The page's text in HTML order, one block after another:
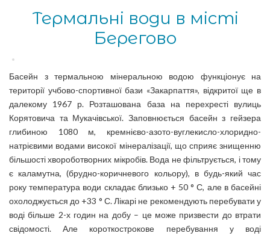
Термальні води в місті
Берегово
Басейн з термальною мінеральною водою функціонує на
території учбово-спортивної бази «Закарпаття», відкритої ще в
далекому 1967 р. Розташована база на перехресті вулиць
Корятовича та Мукачівської. Заповнюється басейн з гейзера
глибиною 1080 м, кремнієво-азото-вуглекисло-хлоридно-
натрієвими водами високої мінералізації, що сприяє знищенню
більшості хвороботворних мікробів. Вода не фільтрується, і тому
є каламутна, (брудно-коричневого кольору), в будь-який час
року температура води складає близько + 50 ° С, але в басейні
охолоджується до +33 ° С. Лікарі не рекомендують перебувати у
воді більше 2-х годин на добу – це може призвести до втрати
свідомості. Але короткострокове перебування у воді